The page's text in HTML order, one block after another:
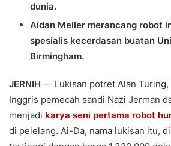
dunia.
Aidan Meller merancang robot
spesialis kecerdasan buatan
Birmingham.
JERNIH — Lukisan potret Alan Turing,
Inggris pemecah sandi Nazi Jerman
menjadi karya seni pertama robot
di pelelang. Ai-Da, nama lukisan itu,